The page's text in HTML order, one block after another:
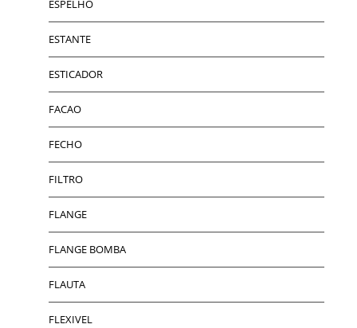
ESPELHO
ESTANTE
ESTICADOR
FACAO
FECHO
FILTRO
FLANGE
FLANGE BOMBA
FLAUTA
FLEXIVEL